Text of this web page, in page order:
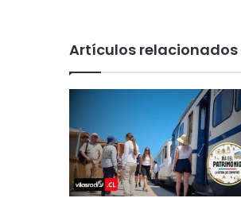
Artículos relacionados